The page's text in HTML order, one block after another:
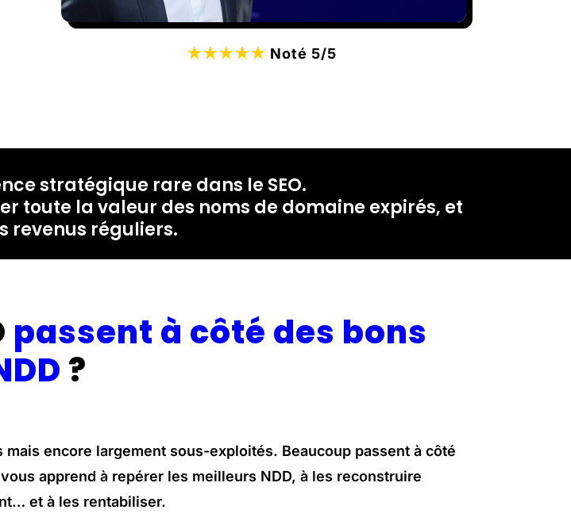
★★★★★ Noté 5/5
stratégique rare dans le SEO.
toute la valeur des noms de domaine expirés, et
revenus réguliers.
passent à côté des bons
?
encore largement sous-exploités. Beaucoup passent à côté
apprend à repérer les meilleurs NDD, à les reconstruire
et à les rentabiliser.